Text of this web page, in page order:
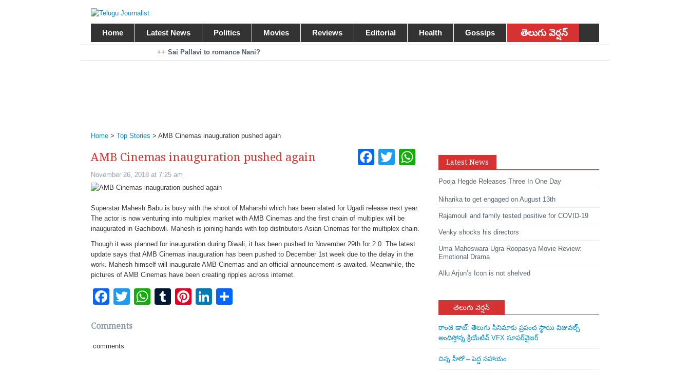
Home Latest News Politics Movies Reviews Editorial Health Gossips తెలుగు వెర్షన్
Sai Pallavi to romance Nani?
Kiara Advani to romance Pawan Kalyan
Home > Top Stories > AMB Cinemas inauguration pushed again
AMB Cinemas inauguration pushed again Facebook
TwitterWhatsApp
Pinterest
LinkedIn
November 26, 2018 at 7:25 am
Superstar Mahesh Babu is busy with the shoot of Maharshi which has been slated for Ugadi release next year.
The actor is now venturing into multiplex market with AMB Cinemas and the first chain of multiplex will be
inaugurated in Gachibowli. Mahesh is joining hands with top distributors Asian Cinemas for the multiplex chain.
Though it was planned for inauguration during Diwali, it has been pushed to November 29th for 2.0. The latest
update says that AMB Cinemas inauguration has been pushed to December 1st week due to the delay in the
work. Mahesh himself will inaugurate AMB Cinemas and an official announcement is awaited. Meanwhile, the
pictures of AMB Cinemas have been creating ripples across internet.
Facebook
TwitterWhatsApp
TumblrPinterest
LinkedIn
Comments
comments
Latest News
Pooja Hegde Releases Three In One Day
Niharika to get engaged on August 13th
Rajamouli and family tested positive for COVID-19
Venky shocks his directors
Uma Maheswara Ugra Roopasya Movie Review:
Emotional Drama
Allu Arjun’s Icon is not shelved
తెలుగు వెర్షన్
రాంజీ డాట్: తెలుగు సినిమాకు ప్రపంచ స్థాయి విజువల్స్
అందిస్తోన్న క్రియేటివ్ VFX సూపర్‌వైజర్
చిన్న హీరో – పెద్ద సహాయం